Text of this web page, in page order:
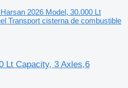
Harsan 2026 Model, 30.000 Lt
Transport cisterna de combustible
Lt Capacity, 3 Axles,6